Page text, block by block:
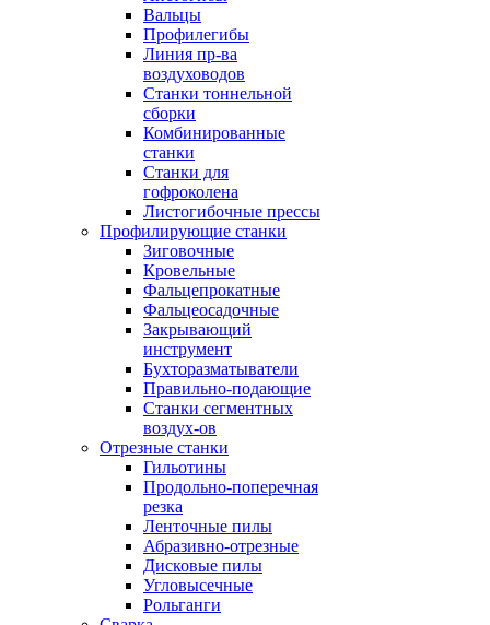
Вальцы
Профилегибы
Линия пр-ва
воздуховодов
Станки тоннельной
сборки
Комбинированные
станки
Станки для
гофроколена
Листогибочные прессы
Профилирующие станки
Зиговочные
Кровельные
Фальцепрокатные
Фальцеосадочные
Закрывающий
инструмент
Бухторазматыватели
Правильно-подающие
Станки сегментных
воздух-ов
Отрезные станки
Гильотины
Продольно-поперечная
резка
Ленточные пилы
Абразивно-отрезные
Дисковые пилы
Угловысечные
Рольганги